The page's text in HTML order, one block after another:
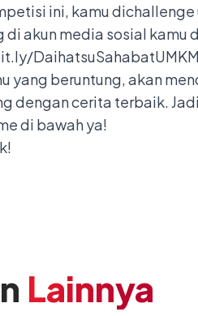
ini, kamu
akun media sosial kamu
DaihatsuSahabatUMKM
yang beruntung, akan
dengan cerita terbaik.
di bawah ya!
Lainnya